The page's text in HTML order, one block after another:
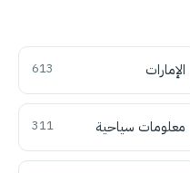
الإمارات 613
معلومات سياحية 311